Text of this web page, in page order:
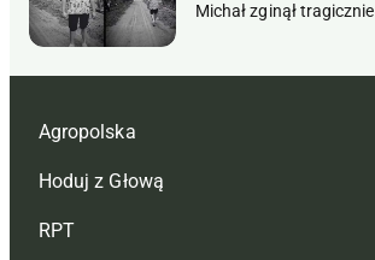
Michał zginął tragicznie
Agropolska
Redakcja
Reklama
Hoduj z Głową
Hoduj z głową bydło
RPT